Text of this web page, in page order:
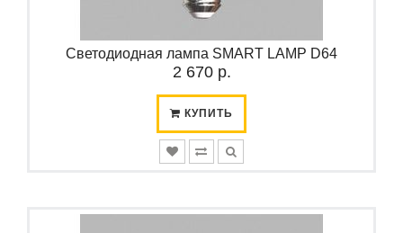
Светодиодная лампа SMART LAMP D64
2 670 р.
КУПИТЬ